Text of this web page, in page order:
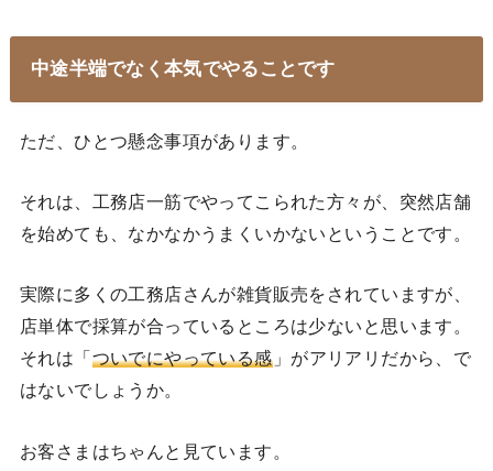
中途半端でなく本気でやることです
ただ、ひとつ懸念事項があります。
それは、工務店一筋でやってこられた方々が、突然店舗
を始めても、なかなかうまくいかないということです。
実際に多くの工務店さんが雑貨販売をされていますが、
店単体で採算が合っているところは少ないと思います。
それは「ついでにやっている感」がアリアリだから、で
はないでしょうか。
お客さまはちゃんと見ています。